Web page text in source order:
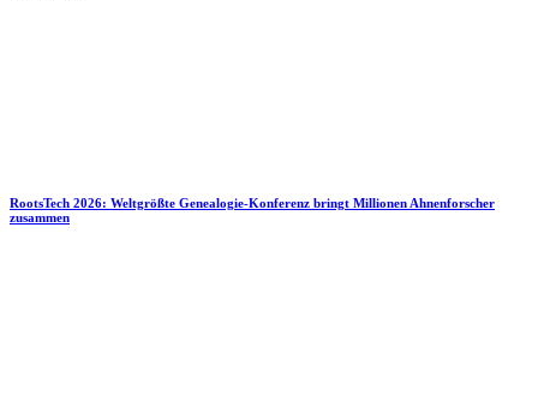
RootsTech 2026: Weltgrößte Genealogie-Konferenz bringt Millionen Ahnenforscher
zusammen